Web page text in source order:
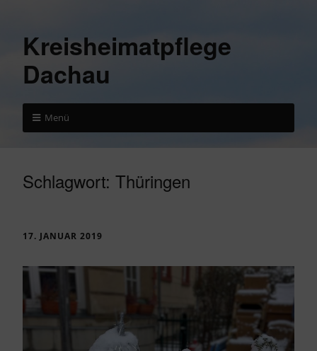
Kreisheimatpflege
Dachau
Menü
Schlagwort: Thüringen
17. JANUAR 2019